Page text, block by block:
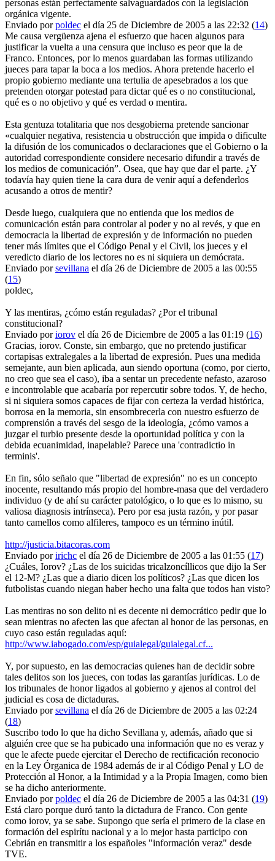
personas están perfectamente salvaguardados con la legislación
orgánica vigente.
Enviado porpoldec el día 25 de Diciembre de 2005 a las 22:32 (14)
Me causa vergüenza ajena el esfuerzo que hacen algunos para
justificar la vuelta a una censura que incluso es peor que la de
Franco. Entonces, por lo menos guardaban las formas utilizando
jueces para tapar la boca a los medios. Ahora pretende hacerlo el
propio gobierno mediante una tertulia de apesebrados a los que
pretenden otorgar potestad para dictar qué es o no constitucional,
qué es o no objetivo y qué es verdad o mentira.
Esta gentuza totalitaria que nos desgobierna pretende sancionar
«cualquier negativa, resistencia u obstrucción que impida o dificulte
la difusión de los comunicados o declaraciones que el Gobierno o la
autoridad correspondiente considere necesario difundir a través de
los medios de comunicación”. Osea, que hay que dar el parte. ¿Y
todavía hay quien tiene la cara dura de venir aquí a defenderlos
acusando a otros de mentir?
Desde luego, cualquiera que no entienda que los medios de
comunicación están para controlar al poder y no al revés, y que en
democracia la libertad de expresión y de información no pueden
tener más límites que el Código Penal y el Civil, los jueces y el
veredicto diario de los lectores no es ni siquiera un demócrata.
Enviado porsevillana el día 26 de Diciembre de 2005 a las 00:55
(15)
poldec,
Y las mentiras, ¿cómo están reguladas? ¿Por el tribunal
constitucional?
Enviado poriorov el día 26 de Diciembre de 2005 a las 01:19 (16)
Gracias, iorov. Conste, sin embargo, que no pretendo justificar
cortapisas extralegales a la libertad de expresión. Pues una medida
semejante, aun bien aplicada, aun siendo oportuna (como, por cierto,
no creo que sea el caso), iba a sentar un precedente nefasto, azaroso
e incontrolable que acabaría por repercutir sobre todos. Y, de hecho,
si ni siquiera somos capaces de fijar con certeza la verdad histórica,
borrosa en la memoria, sin ensombrecerla con nuestro esfuerzo de
comprensión a través del sesgo de la ideología, ¿cómo vamos a
juzgar el turbio presente desde la oportunidad política y con la
debida ecuanimidad, inapelable? Parece una 'contradictio in
terminis'.
En fin, sólo señalo que "libertad de expresión" no es un concepto
inocente, resultando más propio del hombre-masa que del verdadero
individuo (y de ahí su carácter patológico, o lo que es lo mismo, su
valiosa diagnosis intrínseca). Pero por esa justa razón, y por pasar
tanto camellos como alfileres, tampoco es un término inútil.
http://justicia.bitacoras.com
Enviado poririchc el día 26 de Diciembre de 2005 a las 01:55 (17)
¿Cuáles, Iorov? ¿Las de los suicidas tricalzoncíllicos que dijo la Ser
el 12-M? ¿Las que a diario dicen los políticos? ¿Las que dicen los
futbolistas cuando niegan haber hecho una falta que todos han visto?
Las mentiras no son delito ni es decente ni democrático pedir que lo
sean mientras no afecten las que afectan al honor de las personas, en
cuyo caso están reguladas aquí:
http://www.iabogado.com/esp/guialegal/guialegal.cf...
Y, por supuesto, en las democracias quienes han de decidir sobre
tales delitos son los jueces, con todas las garantías jurídicas. Lo de
los tribunales de honor ligados al gobierno y ajenos al control del
judicial es cosa de dictaduras.
Enviado porsevillana el día 26 de Diciembre de 2005 a las 02:24
(18)
Suscribo todo lo que ha dicho Sevillana y, además, añado que si
alguién cree que se ha pubicado una información que no es veraz y
que le afecte puede ejercitar el Derecho de rectificación reconocio
en la Ley Órganica de 1984 además de ir al Código Penal y LO de
Protección al Honor, a la Intimidad y a la Propia Imagen, como bien
se ha dicho anteriormente.
Enviado porpoldec el día 26 de Diciembre de 2005 a las 04:31 (19)
Está claro porque duró tanto la dictadura de Franco. Con gente
como iorov, ya se sabe. Supongo que sería el primero de la clase en
formación del espirítu nacional y a lo mejor hasta participo con
Cebrián en transmitir a los españoles "información veraz" desde
TVE.